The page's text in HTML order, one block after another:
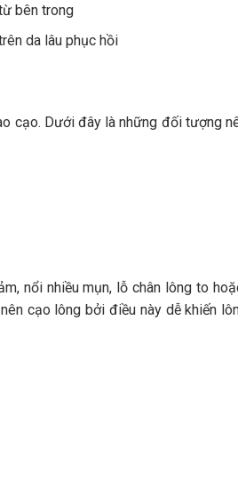
bên trong
da lâu phục hồi
cạo. Dưới đây là những đối tượng
nổi nhiều mụn, lỗ chân lông to
cạo lông bởi điều này dễ khiến